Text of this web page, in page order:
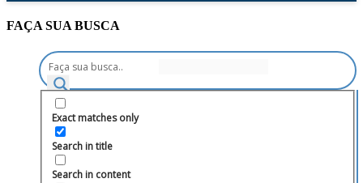
FAÇA SUA BUSCA
Exact matches only
Search in title
Search in content